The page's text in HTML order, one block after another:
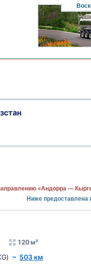
«Андорра —
Ниже
120 м³
~ 503 км